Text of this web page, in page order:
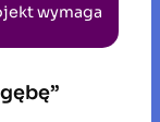
wymaga